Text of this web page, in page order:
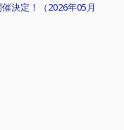
決定！（2026年05月